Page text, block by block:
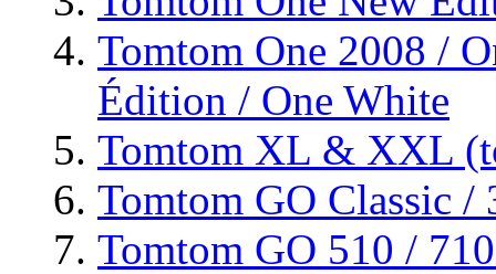
Tomtom One 2008 /
Édition / One White
Tomtom XL & XXL
Tomtom GO Classic /
Tomtom GO 510 /